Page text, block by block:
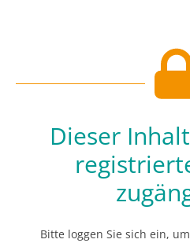
Dieser
Bitte loggen Sie sich ein,